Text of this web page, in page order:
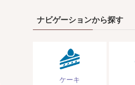
ナビゲーションから探す
ケーキ